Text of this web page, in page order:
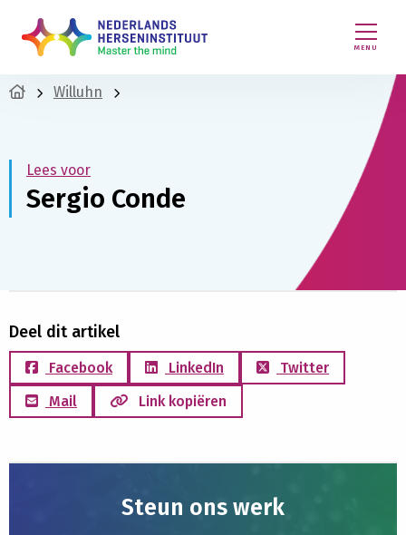
MENU
Willuhn
Lees voor
Sergio Conde
Deel dit artikel
Facebook LinkedIn
Twitter
Mail
Link kopiëren
Steun ons werk